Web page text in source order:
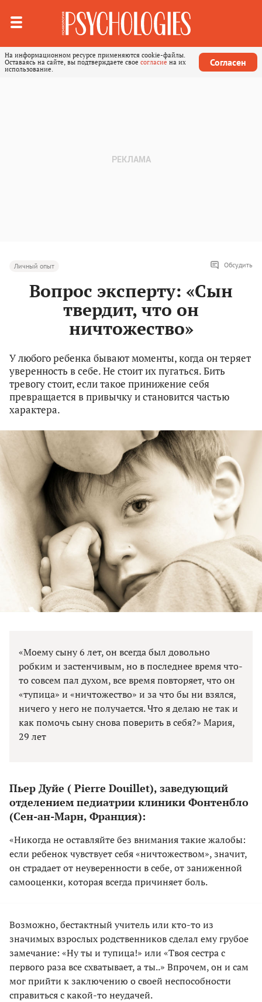
На информационном ресурсе применяются cookie-файлы.
Оставаясь на сайте, вы подтверждаете свое согласие на их
использование.
Согласен
Личный опыт Обсудить
Вопрос эксперту: «Cын
твердит, что он
ничтожество»
У любого ребенка бывают моменты, когда он теряет
уверенность в себе. Не стоит их пугаться. Бить
тревогу стоит, если такое принижение себя
превращается в привычку и становится частью
характера.
«Моему сыну 6 лет, он всегда был довольно
робким и застенчивым, но в последнее время что-
то совсем пал духом, все время повторяет, что он
«тупица» и «ничтожество» и за что бы ни взялся,
ничего у него не получается. Что я делаю не так и
как помочь сыну снова поверить в себя?» Мария,
29 лет
Пьер Дуйе ( Pierre Douillet), заведующий
отделением педиатрии клиники Фонтенбло
(Сен-ан-Марн, Франция):
«Никогда не оставляйте без внимания такие жалобы:
если ребенок чувствует себя «ничтожеством», значит,
он страдает от неуверенности в себе, от заниженной
самооценки, которая всегда причиняет боль.
Возможно, бестактный учитель или кто-то из
значимых взрослых родственников сделал ему грубое
замечание: «Ну ты и тупица!» или «Твоя сестра с
первого раза все схватывает, а ты..» Впрочем, он и сам
мог прийти к заключению о своей неспособности
справиться с какой-то неудачей.